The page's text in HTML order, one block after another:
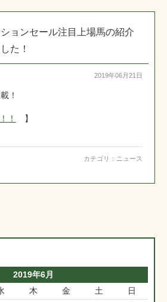
ョンセール注目上場馬の紹介
た！
2019年06月21日
！
！ 】
カテゴリ： ニュース
2019年6月
木 金 土 日